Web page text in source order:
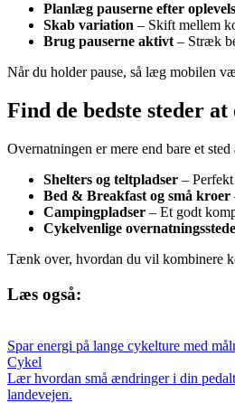
Planlæg pauserne efter
Skab variation – Skift mellem
Brug pauserne aktivt– Stræk
Når du holder pause, så læg mobilen
Find de bedste steder
Overnatningen er mere end bare et
Shelters og teltpladser –
Bed & Breakfast og små kroer
Campingpladser – Et godt
Cykelvenlige
Tænk over, hvordan du vil kombinere
Læs også:
Spar energi på lange cykelture med
Cykel
Lær hvordan små ændringer i din
landevejen.